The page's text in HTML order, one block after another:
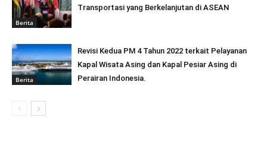
Berita
Transportasi yang Berkelanjutan di ASEAN
Berita
Revisi Kedua PM 4 Tahun 2022 terkait Pelayanan
Kapal Wisata Asing dan Kapal Pesiar Asing di
Perairan Indonesia.